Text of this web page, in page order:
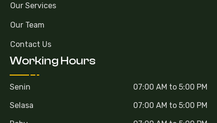
Our Services
Our Team
Contact Us
Working Hours
Senin
07:00 AM to 5:00 PM
Selasa
07:00 AM to 5:00 PM